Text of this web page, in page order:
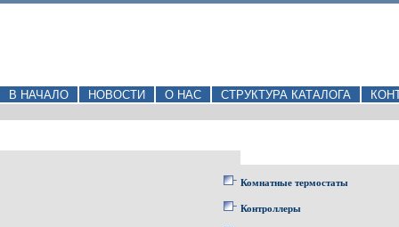
В НАЧАЛО НОВОСТИ О НАС СТРУКТУРА КАТАЛОГА
Комнатные термостаты
Контроллеры